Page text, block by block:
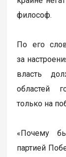
философ.
По его
за
власть
областей
только на
«Почему
партией